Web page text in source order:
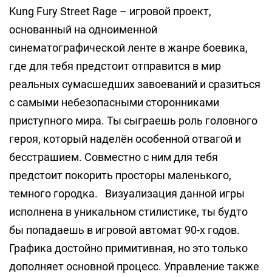
Kung Fury Street Rage – игровой проект,
основанный на одноименной
синематографической ленте в жанре боевика,
где для тебя предстоит отправится в мир
реальных сумасшедших завоеваний и сразиться
с самыми небезопасными сторонниками
приступного мира. Ты сыграешь роль головного
героя, который наделён особенной отвагой и
бесстрашием. Совместно с ним для тебя
предстоит покорить просторы маленького,
темного городка. Визуализация данной игры
исполнена в уникальном стилистике, ты будто
бы попадаешь в игровой автомат 90-х годов.
Графика достойно примитивная, но это только
дополняет основной процесс. Управление также